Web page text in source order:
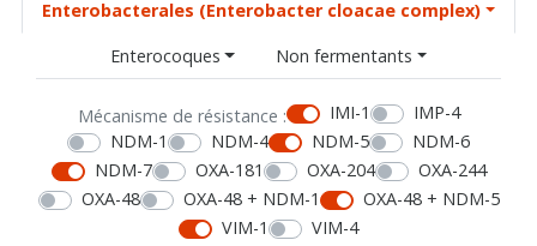
Enterobacterales (Enterobacter cloacae complex)
Enterocoques
Non fermentants
Mécanisme de résistance : IMI-1
IMP-4
NDM-1
NDM-4 NDM-5
NDM-6
NDM-7
OXA-181 OXA-204
OXA-244
OXA-48
OXA-48 + NDM-1
OXA-48 + NDM-5
VIM-1
VIM-4